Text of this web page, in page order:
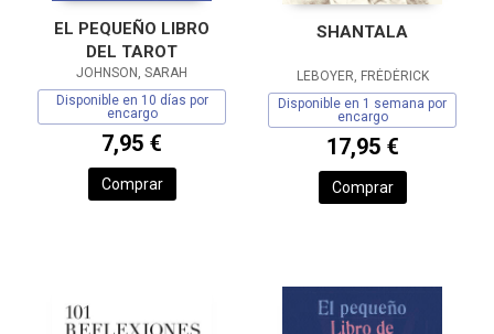
EL PEQUEÑO LIBRO
DEL TAROT
JOHNSON, SARAH
Disponible en 10 días por
encargo
7,95 €
Comprar
SHANTALA
LEBOYER, FRÉDÉRICK
Disponible en 1 semana por
encargo
17,95 €
Comprar